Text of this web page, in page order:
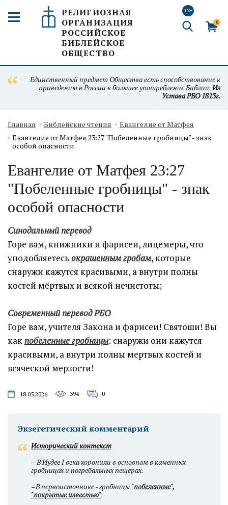
РЕЛИГИОЗНАЯ
ОРГАНИЗАЦИЯ
РОССИЙСКОЕ
БИБЛЕЙСКОЕ
ОБЩЕСТВО
12+
0
Единственный предмет Общества есть способствование к
приведению в России в большее употребление Библии.Из
Устава РБО 1813г.
Главная Библейские чтения
Евангелие от Матфея
Евангелие от Матфея 23:27 "Побеленные гробницы" - знак
особой опасности
Евангелие от Матфея 23:27
"Побеленные гробницы" - знак
особой опасности
Синодальный перевод
Горе вам, книжники и фарисеи, лицемеры, что
уподобляетесь окрашенным гробам, которые
снаружи кажутся красивыми, а внутри полны
костей мёртвых и всякой нечистоты;
Современный перевод РБО
Горе вам, учителя Закона и фарисеи! Святоши! Вы
какпобеленные гробницы: снаружи они кажутся
красивыми, а внутри полны мертвых костей и
всяческой мерзости!
18.05.2026 394 0
Экзегетический комментарий
Исторический контекст
– В Иудее I века хоронили в основном в каменных
гробницах и погребальных пещерах.
–В первоисточнике - гробницы "побеленные",
"покрытые известью".